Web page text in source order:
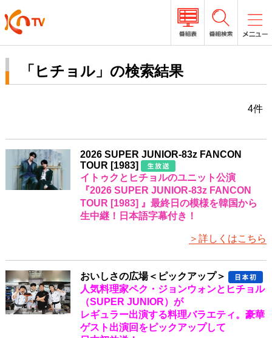
「ヒチョル」の検索結果
4件
2026 SUPER JUNIOR-83z FANCON
TOUR [1983]
イトゥクとヒチョルのユニット公演
『2026 SUPER JUNIOR-83z FANCON
TOUR [1983] 』最終日の模様を韓国から
生中継！日本語字幕付き！
＞詳しくはこちら
おいしさの広場＜ピックアップ＞
人気料理家ペク・ジョンウォンとヒチョル
（SUPER JUNIOR）が
レギュラー出演する料理バラエティ。豪華
ゲスト出演回をピックアップして